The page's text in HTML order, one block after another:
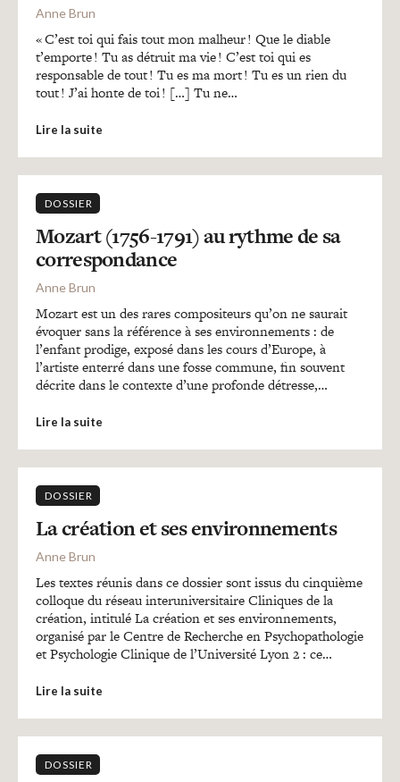
DOSSIER
Mozart (1756-1791) au rythme de sa
correspondance
Anne Brun
Mozart est un des rares compositeurs qu’on ne saurait
évoquer sans la référence à ses environnements : de
l’enfant prodige, exposé dans les cours d’Europe, à
l’artiste enterré dans une fosse commune, fin souvent
décrite dans le contexte d’une profonde détresse,…
Lire la suite
DOSSIER
La création et ses environnements
Anne Brun
Les textes réunis dans ce dossier sont issus du cinquième
colloque du réseau interuniversitaire Cliniques de la
création, intitulé La création et ses environnements,
organisé par le Centre de Recherche en Psychopathologie
et Psychologie Clinique de l’Université Lyon 2 : ce…
Lire la suite
DOSSIER
Anne Brun
« C’est toi qui fais tout mon malheur ! Que le diable
t’emporte ! Tu as détruit ma vie ! C’est toi qui es
responsable de tout ! Tu es ma mort ! Tu es un rien du
tout ! J’ai honte de toi ! […] Tu ne…
Lire la suite